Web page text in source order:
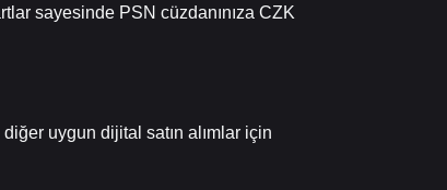
sayesinde PSN cüzdanınıza CZK
uygun dijital satın alımlar için